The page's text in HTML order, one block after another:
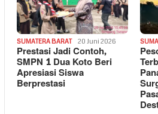
SUMATERA BARAT 20 Juni 2026
Prestasi Jadi Contoh,
SMPN 1 Dua Koto Beri
Apresiasi Siswa
Berprestasi